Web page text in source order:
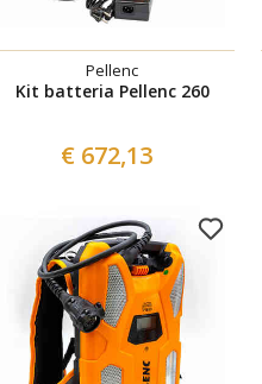
Pellenc
Kit batteria Pellenc 260
€ 672,13